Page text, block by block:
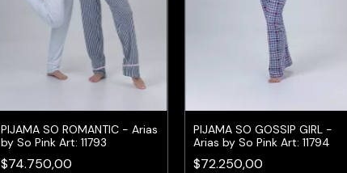
PIJAMA SO ROMANTIC - Arias
by So Pink Art: 11793
$74.750,00
PIJAMA SO GOSSIP GIRL -
Arias by So Pink Art: 11794
$72.250,00